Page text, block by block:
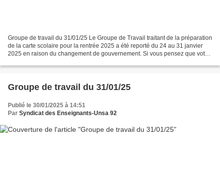
Groupe de travail du 31/01/25 Le Groupe de Travail traitant de la préparation
de la carte scolaire pour la rentrée 2025 a été reporté du 24 au 31 janvier
2025 en raison du changement de gouvernement. Si vous pensez que votre
Groupe de travail du 31/01/25
Publié le 30/01/2025 à 14:51
Par Syndicat des Enseignants-Unsa 92